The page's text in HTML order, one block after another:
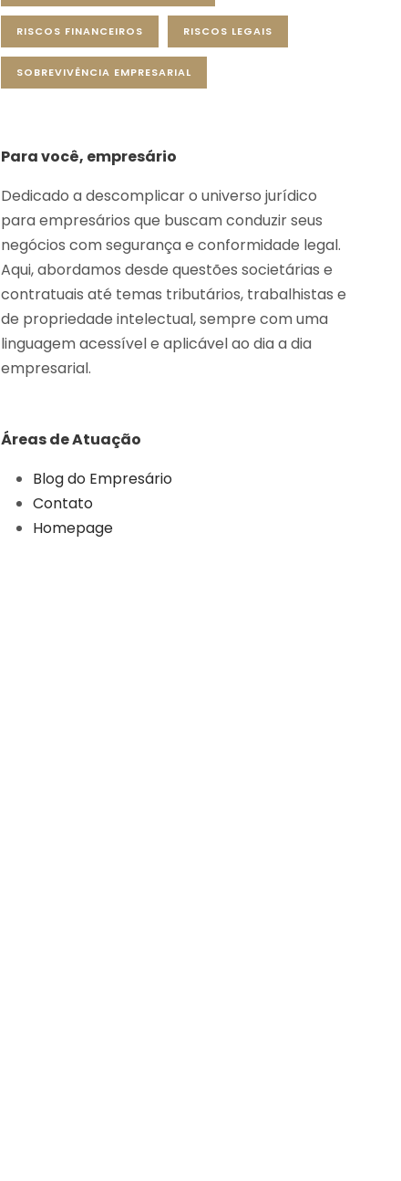
RISCOS FINANCEIROS RISCOS LEGAIS
SOBREVIVÊNCIA EMPRESARIAL
Para você, empresário
Dedicado a descomplicar o universo jurídico
para empresários que buscam conduzir seus
negócios com segurança e conformidade legal.
Aqui, abordamos desde questões societárias e
contratuais até temas tributários, trabalhistas e
de propriedade intelectual, sempre com uma
linguagem acessível e aplicável ao dia a dia
empresarial.
Áreas de Atuação
Blog do Empresário
Contato
Homepage